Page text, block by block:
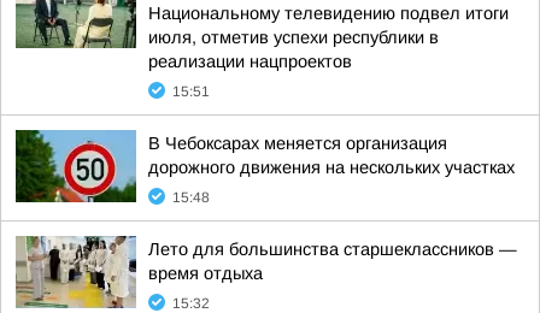
Национальному телевидению подвел итоги
июля, отметив успехи республики в
реализации нацпроектов
15:51
В Чебоксарах меняется организация
дорожного движения на нескольких участках
15:48
Лето для большинства старшеклассников —
время отдыха
15:32